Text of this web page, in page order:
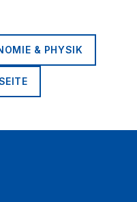
& PHYSIK